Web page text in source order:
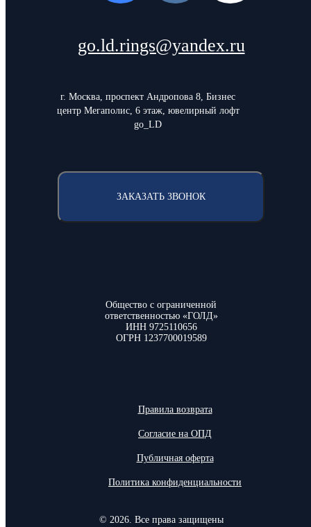
go.ld.rings@yandex.ru
г. Москва, проспект Андропова 8, Бизнес
центр Мегаполис, 6 этаж, ювелирный лофт
go_LD
ЗАКАЗАТЬ ЗВОНОК
Общество с ограниченной
ответственностью «ГОЛД»
ИНН 9725110656
ОГРН 1237700019589
Правила возврата
Согласие на ОПД
Публичная оферта
Политика конфиденциальности
© 2026. Все права защищены